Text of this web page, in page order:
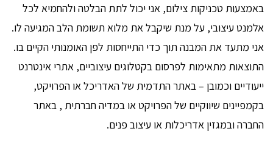
באמצעות טכניקות צילום, אני יכול לתת הבלטה ולהחמיא לכל
אלמנט עיצובי, על מנת שיקבל את מלוא תשומת הלב המגיעה לו.
אני מתעד את המבנה תוך כדי התייחסות לפן האומנותי הקיים בו.
התוצאות מתאימות לפרסום בקטלוגים עיצוביים, אתרי אינטרנט
ייעודיים וכמובן – באתר התדמית של האדריכל או הפרויקט,
בקמפיינים שיווקיים של הפרויקט או במדיה חברתית , באתר
החברה ובמגזין אדריכלות או עיצוב פנים.